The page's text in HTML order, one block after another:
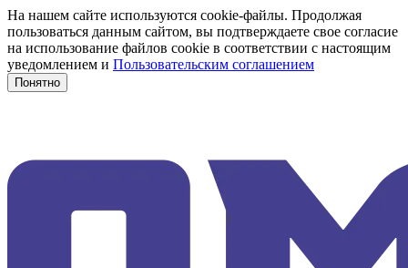
На нашем сайте используются cookie-файлы. Продолжая
пользоваться данным сайтом, вы подтверждаете свое согласие
на использование файлов cookie в соответствии с настоящим
уведомлением и Пользовательским соглашением
Понятно